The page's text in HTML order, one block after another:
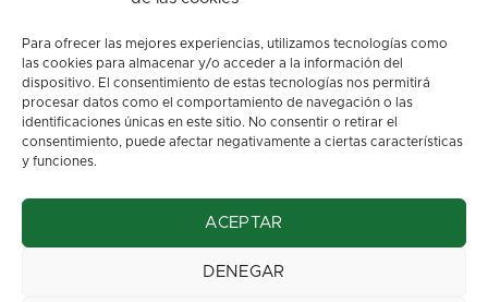
Para ofrecer las mejores experiencias, utilizamos tecnologías como
las cookies para almacenar y/o acceder a la información del
dispositivo. El consentimiento de estas tecnologías nos permitirá
procesar datos como el comportamiento de navegación o las
identificaciones únicas en este sitio. No consentir o retirar el
consentimiento, puede afectar negativamente a ciertas características
y funciones.
ACEPTAR
DENEGAR
c/ Los arenales, s/n.
Oviedo. Asturias
info@floresbegona.es
Teléfono: 985 22 45 63